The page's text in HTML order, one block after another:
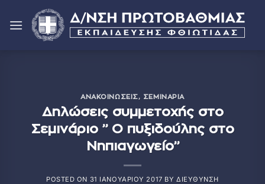
Μετάβαση
στο
περιεχόμενο
ΑΝΑΚΟΙΝΏΣΕΙΣ, ΣΕΜΙΝΆΡΙΑ
Δηλώσεις συμμετοχής στο
Σεμινάριο ” Ο πυξιδούλης στο
Νηπιαγωγείο”
POSTED ON 31 ΙΑΝΟΥΑΡΊΟΥ 2017 BY ΔΙΕΎΘΥΝΣΗ